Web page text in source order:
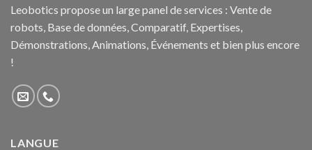
Leobotics propose un large panel de services : Vente de
robots, Base de données, Comparatif, Expertises,
Démonstrations, Animations, Événements et bien plus encore
!
LANGUE